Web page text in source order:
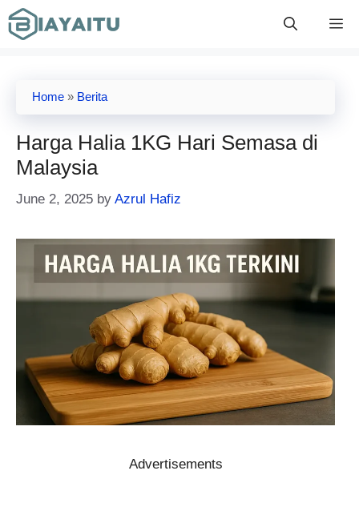
Skip
to
Home » Berita
Harga Halia 1KG Hari Semasa di
Malaysia
June 2, 2025 by Azrul Hafiz
Advertisements